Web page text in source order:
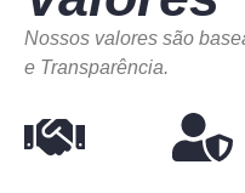
Nossos valores são
e Transparência.